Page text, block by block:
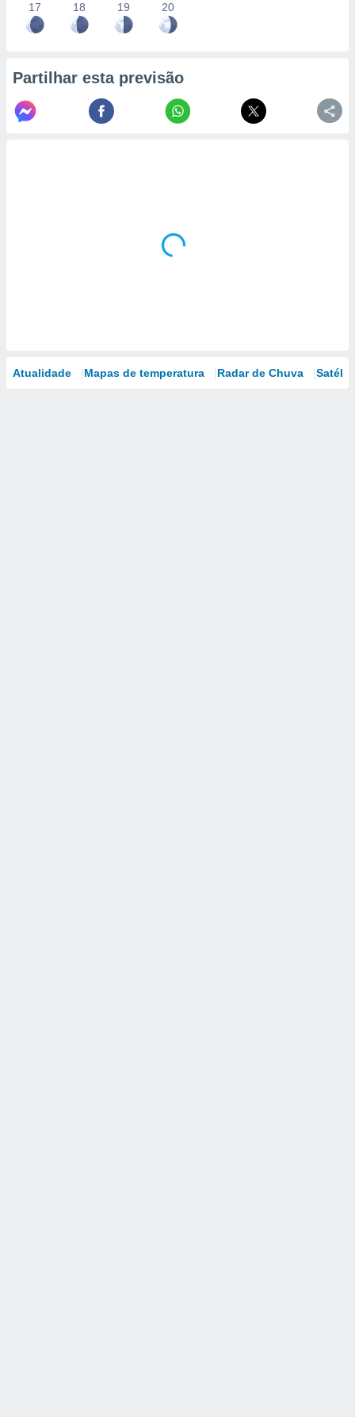
17 18 19 20
Partilhar esta previsão
Atualidade Mapas de temperatura Radar de Chuva